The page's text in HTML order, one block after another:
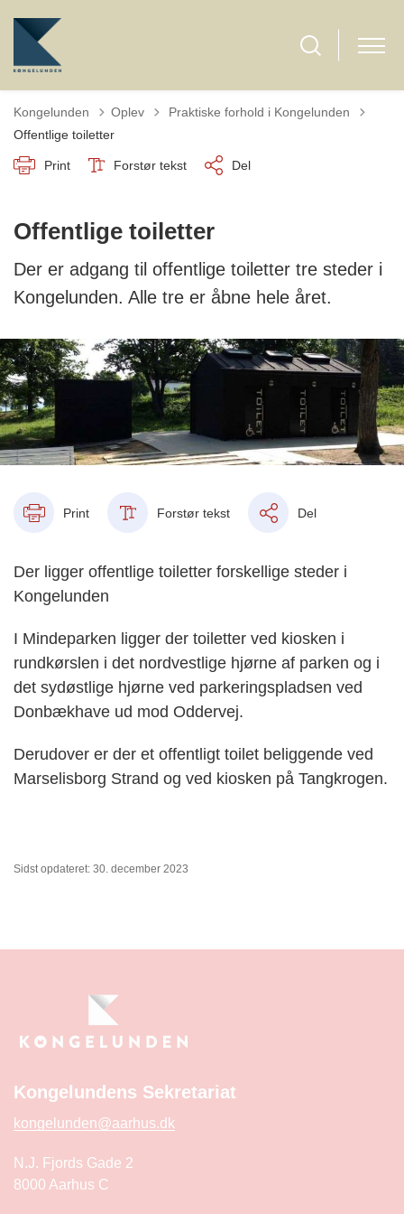
Kongelunden Oplev Tilbage til
Praktiske forhold i Kongelunden
Offentlige toiletter
Print Forstør tekst Del
Offentlige toiletter
Der er adgang til offentlige toiletter tre steder i
Kongelunden. Alle tre er åbne hele året.
Print Forstør tekst Del
Der ligger offentlige toiletter forskellige steder i
Kongelunden
I Mindeparken ligger der toiletter ved kiosken i
rundkørslen i det nordvestlige hjørne af parken og i
det sydøstlige hjørne ved parkeringspladsen ved
Donbækhave ud mod Oddervej.
Derudover er der et offentligt toilet beliggende ved
Marselisborg Strand og ved kiosken på Tangkrogen.
Sidst opdateret: 30. december 2023
Kongelundens Sekretariat
kongelunden@aarhus.dk
N.J. Fjords Gade 2
8000 Aarhus C